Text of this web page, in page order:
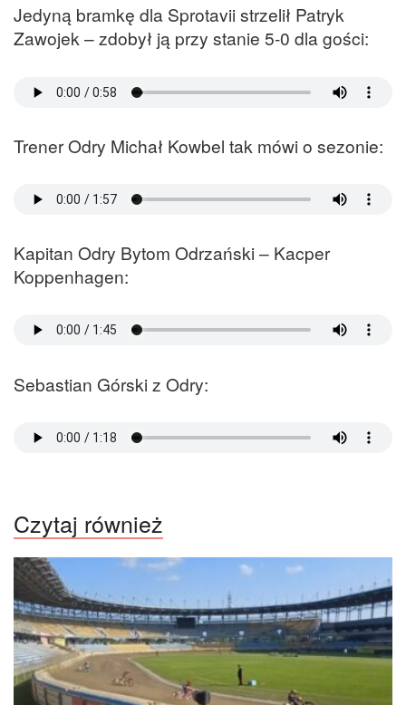
Jedyną bramkę dla Sprotavii strzelił Patryk
Zawojek – zdobył ją przy stanie 5-0 dla gości:
Trener Odry Michał Kowbel tak mówi o sezonie:
Kapitan Odry Bytom Odrzański – Kacper
Koppenhagen:
Sebastian Górski z Odry:
Czytaj również